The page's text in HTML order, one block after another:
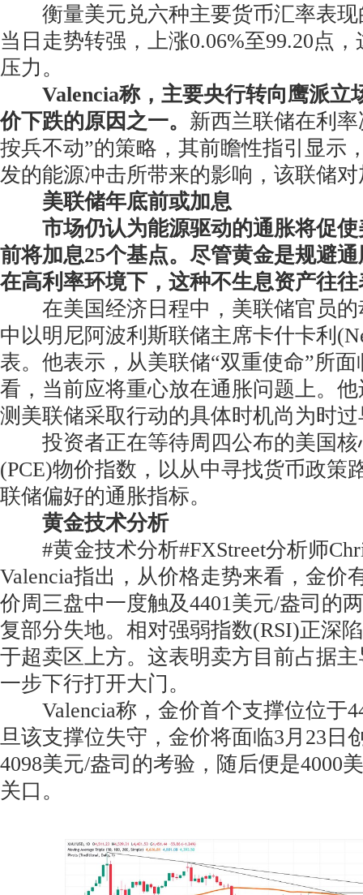
衡量美元兑六种主要货币汇率表现
当日走势转强，上涨0.06%至99.20点
压力。
Valencia称，主要央行转向鹰派立
价下跌的原因之一。 新西兰联储在利
按兵不动”的策略，其前瞻性指引显示
发的能源冲击所带来的影响，该联储
美联储年底前或加息
市场仍认为能源驱动的通胀将促
前将加息25个基点。尽管黄金是规避
在高利率环境下，这种不生息资产往
在美国经济日程中，美联储官员的
中以明尼阿波利斯联储主席卡什卡利
表。他表示，从美联储“双重使命”所
看，当前应将重心放在通胀问题上。
测美联储采取行动的具体时机尚为时
投资者正在等待周四公布的美国核
(PCE)物价指数，以从中寻找货币政策
联储偏好的通胀指标。
黄金技术分析
#黄金技术分析#FXStreet分析师
Valencia指出，从价格走势来看，金价
价周三盘中一度触及4401美元/盎司的
复部分失地。相对强弱指数(RSI)正深
于超卖区上方。这表明卖方目前占据
一步下行打开大门。
Valencia称，金价首个支撑位位于
旦该支撑位失守，金价将面临3月23日
4098美元/盎司的考验，随后便是4000
关口。